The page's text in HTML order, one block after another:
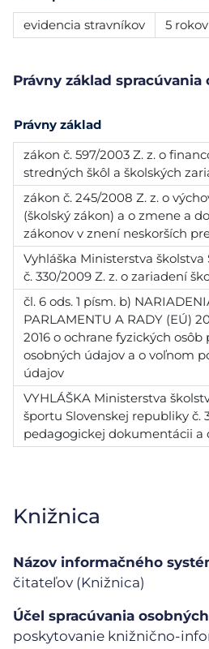
evidencia stravníkov
5 rokov
Právny základ
Právny základ
zákon č. 597/2003 Z. z. o
stredných škôl a školských
zákon č. 245/2008 Z. z. o
(školský zákon) a o zmene a
zákonov v znení neskorších
Vyhláška Ministerstva
č. 330/2009 Z. z. o zariadení
čl. 6 ods. 1 písm. b)
PARLAMENTU A RADY (EÚ)
2016 o ochrane fyzických osôb
osobných údajov a o voľnom
údajov
VYHLÁŠKA Ministerstva
športu Slovenskej republiky č.
pedagogickej dokumentácii a
Knižnica
Názov informačného
čitateľov (Knižnica)
Účel spracúvania
poskytovanie knižnično-